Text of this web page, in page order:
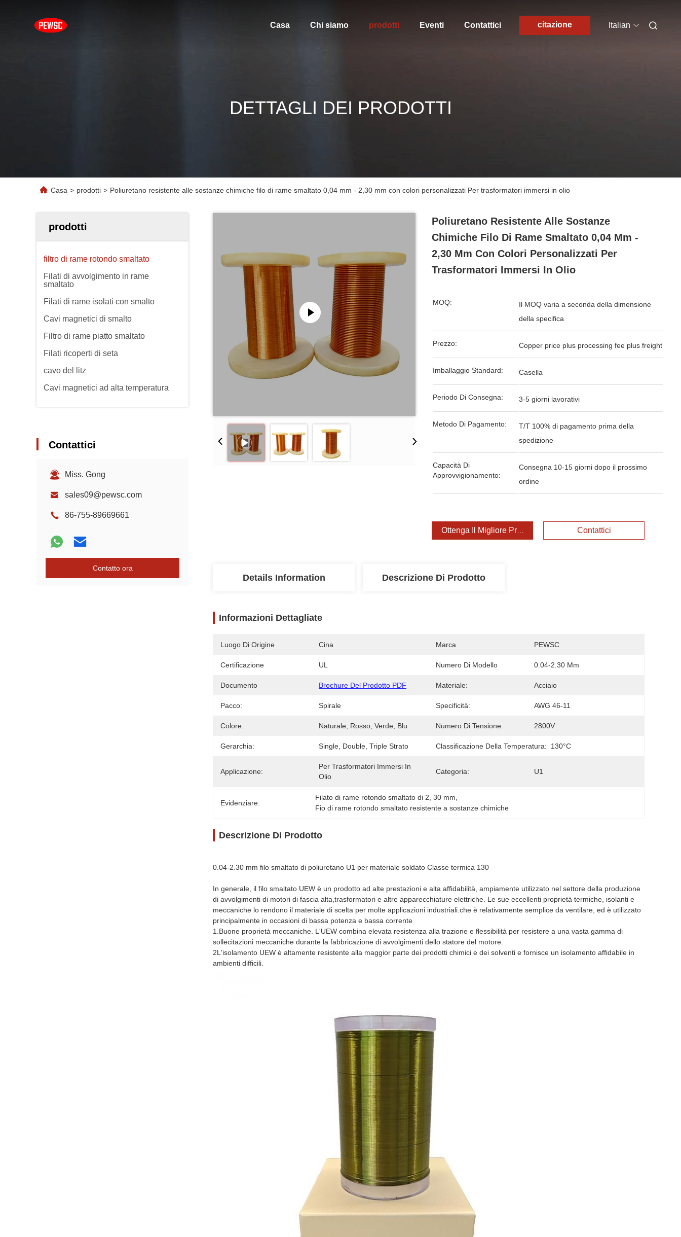
Casa Chi siamo prodotti Eventi Contattici citazione Italian
DETTAGLI DEI PRODOTTI
Casa > prodotti > Poliuretano resistente alle sostanze chimiche filo di rame smaltato 0,04 mm - 2,30 mm con colori personalizzati Per trasformatori immersi in olio
prodotti
filtro di rame rotondo smaltato
Filati di avvolgimento in rame
smaltato
Filati di rame isolati con smalto
Cavi magnetici di smalto
Filtro di rame piatto smaltato
Filati ricoperti di seta
cavo del litz
Cavi magnetici ad alta temperatura
Contattici
Miss. Gong
sales09@pewsc.com
86-755-89669661
Contatto ora
Poliuretano Resistente Alle Sostanze
Chimiche Filo Di Rame Smaltato 0,04 Mm -
2,30 Mm Con Colori Personalizzati Per
Trasformatori Immersi In Olio
MOQ:
Il MOQ varia a seconda della dimensione
della specifica
Prezzo: Copper price plus processing fee plus freight
Imballaggio Standard: Casella
Periodo Di Consegna: 3-5 giorni lavorativi
Metodo Di Pagamento:
T/T 100% di pagamento prima della
spedizione
Capacità Di
Approvvigionamento:
Consegna 10-15 giorni dopo il prossimo
ordine
Ottenga Il Migliore Prezzo Contattici
Details Information Descrizione Di Prodotto
Informazioni Dettagliate
Luogo Di Origine Cina Marca PEWSC
Certificazione UL Numero Di Modello 0.04-2.30 Mm
Documento Brochure Del Prodotto PDF Materiale: Acciaio
Pacco: Spirale Specificità: AWG 46-11
Colore: Naturale, Rosso, Verde, Blu Numero Di Tensione: 2800V
Gerarchia: Single, Double, Triple Strato Classificazione Della Temperatura: 130°C
Applicazione:
Per Trasformatori Immersi In
Olio
Categoria: U1
Evidenziare:
Filato di rame rotondo smaltato di 2 , 30 mm
Fio di rame rotondo smaltato resistente a sostanze chimiche
Descrizione Di Prodotto
0.04-2.30 mm filo smaltato di poliuretano U1 per materiale soldato Classe termica 130
In generale, il filo smaltato UEW è un prodotto ad alte prestazioni e alta affidabilità, ampiamente utilizzato nel settore della produzione
di avvolgimenti di motori di fascia alta,trasformatori e altre apparecchiature elettriche. Le sue eccellenti proprietà termiche, isolanti e
meccaniche lo rendono il materiale di scelta per molte applicazioni industriali.che è relativamente semplice da ventilare, ed è utilizzato
principalmente in occasioni di bassa potenza e bassa corrente
1.Buone proprietà meccaniche. L'UEW combina elevata resistenza alla trazione e flessibilità per resistere a una vasta gamma di
sollecitazioni meccaniche durante la fabbricazione di avvolgimenti dello statore del motore.
2L'isolamento UEW è altamente resistente alla maggior parte dei prodotti chimici e dei solventi e fornisce un isolamento affidabile in
ambienti difficili.